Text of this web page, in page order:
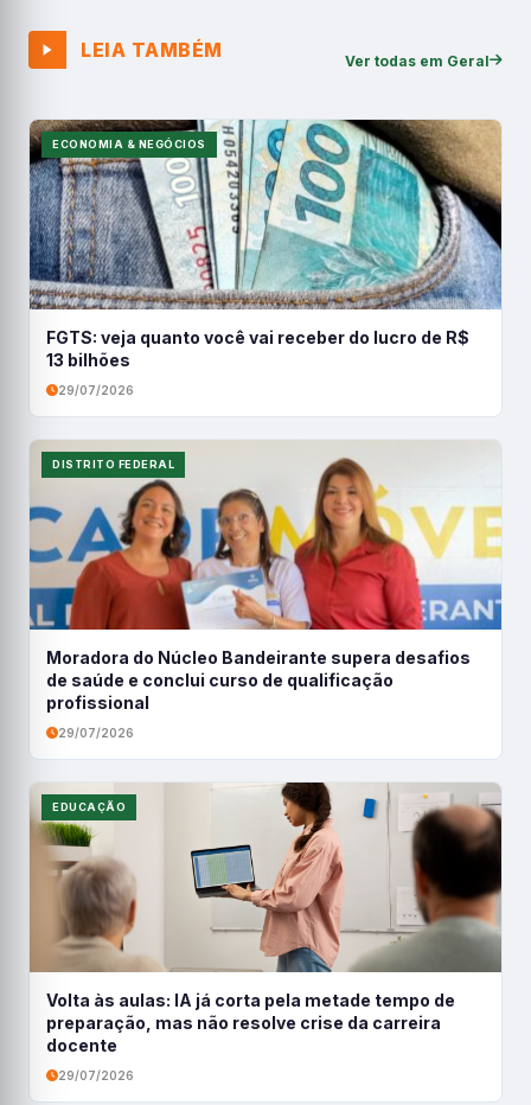
LEIA TAMBÉM Ver todas em Geral
ECONOMIA & NEGÓCIOS
FGTS: veja quanto você vai receber do lucro de R$
13 bilhões
29/07/2026
DISTRITO FEDERAL
Moradora do Núcleo Bandeirante supera desafios
de saúde e conclui curso de qualificação
profissional
29/07/2026
EDUCAÇÃO
Volta às aulas: IA já corta pela metade tempo de
preparação, mas não resolve crise da carreira
docente
29/07/2026